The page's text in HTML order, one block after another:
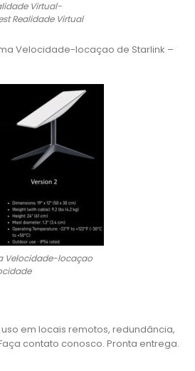
Virtual-
Realidade Virtual
Velocidade-locaçao de Starlink –
Velocidade-locaçao
em locais remotos, redundância,
contato conosco. Pronta entrega.